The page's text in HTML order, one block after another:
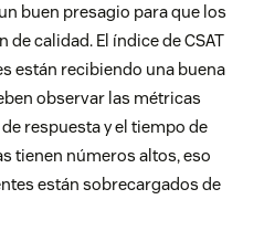
buen presagio para que los
calidad. El índice de CSAT
están recibiendo una buena
observar las métricas
respuesta y el tiempo de
tienen números altos, eso
están sobrecargados de